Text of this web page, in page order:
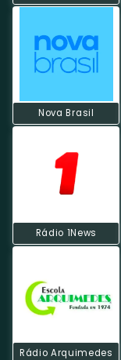
Nova Brasil
Rádio 1News
Rádio Arquimedes